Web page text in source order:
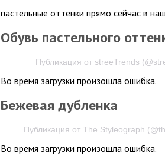
пастельные оттенки прямо сейчас в
Обувь пастельного
Публикация от streeTrends
Во время загрузки произошла ошибка.
Бежевая дубленка
Публикация от The Styleograph
Во время загрузки произошла ошибка.